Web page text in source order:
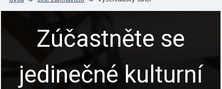
Zúčastněte se
jedinečné kulturní